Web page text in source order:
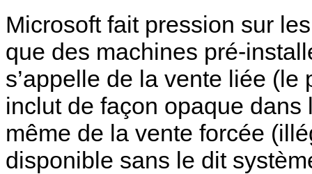
Microsoft fait pression sur
que des machines pré-
s’appelle de la vente liée
inclut de façon opaque
même de la vente forcée
disponible sans le dit